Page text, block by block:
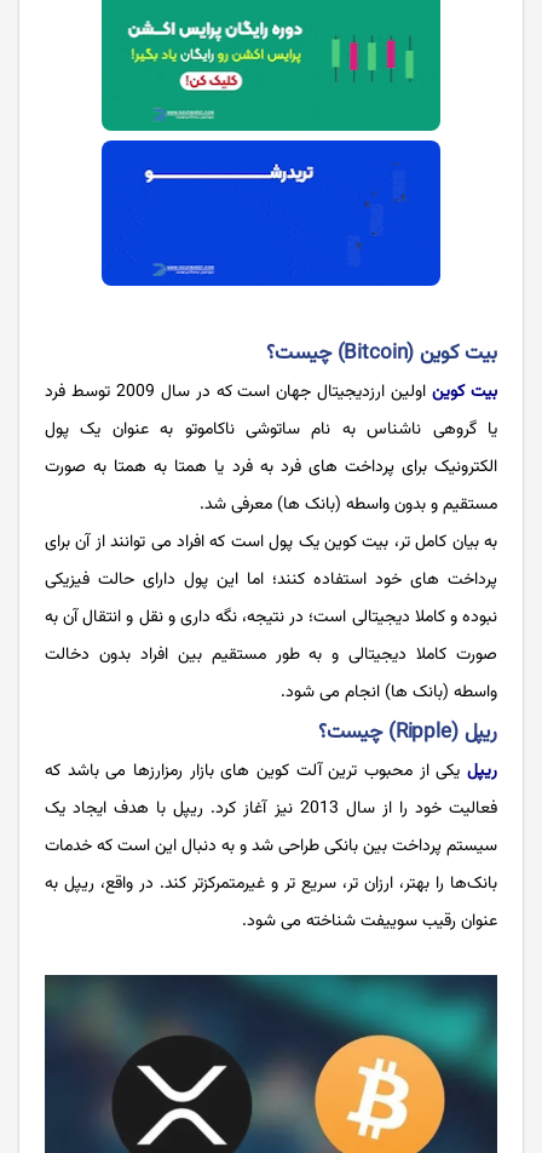
بیت کوین (Bitcoin) چیست؟
بیت کوین
اولین ارزدیجیتال جهان است که در سال 2009 توسط فرد
یا گروهی ناشناس به نام ساتوشی ناکاموتو به عنوان یک پول
الکترونیک برای پرداخت های فرد به فرد یا همتا به همتا به صورت
مستقیم و بدون واسطه (بانک ها) معرفی شد.
به بیان کامل تر، بیت کوین یک پول است که افراد می توانند از آن برای
پرداخت های خود استفاده کنند؛ اما این پول دارای حالت فیزیکی
نبوده و کاملا دیجیتالی است؛ در نتیجه، نگه داری و نقل و انتقال آن به
صورت کاملا دیجیتالی و به طور مستقیم بین افراد بدون دخالت
واسطه (بانک ها) انجام می شود.
ریپل (Ripple) چیست؟
ریپل یکی از محبوب ترین آلت کوین های بازار رمزارزها می باشد که
فعالیت خود را از سال 2013 نیز آغاز کرد. ریپل با هدف ایجاد یک
سیستم پرداخت بین بانکی طراحی شد و به دنبال این است که خدمات
بانک‌ها را بهتر، ارزان‌ تر، سریع تر و غیرمتمرکز‌تر کند. در واقع، ریپل به
عنوان رقیب سوییفت شناخته می شود.